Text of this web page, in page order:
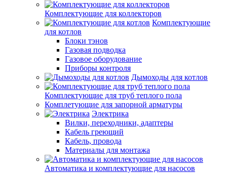
Комплектующие для коллекторов
Комплектующие
для котлов
Блоки тэнов
Газовая подводка
Газовое оборудование
Приборы контроля
Дымоходы для котлов
Комплектующие для труб теплого пола
Комплетующие для запорной арматуры
Электрика
Вилки, переходники, адаптеры
Кабель греющий
Кабель, провода
Материалы для монтажа
Автоматика и комплектующие для насосов